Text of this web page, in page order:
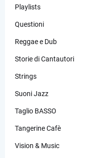
Playlists
Questioni
Reggae e Dub
Storie di Cantautori
Strings
Suoni Jazz
Taglio BASSO
Tangerine Cafè
Vision & Music